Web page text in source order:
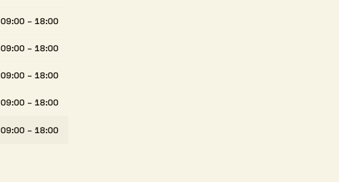
09:00 – 18:00
09:00 – 18:00
09:00 – 18:00
09:00 – 18:00
09:00 – 18:00